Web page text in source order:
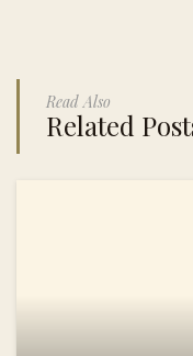
Read Also
Related